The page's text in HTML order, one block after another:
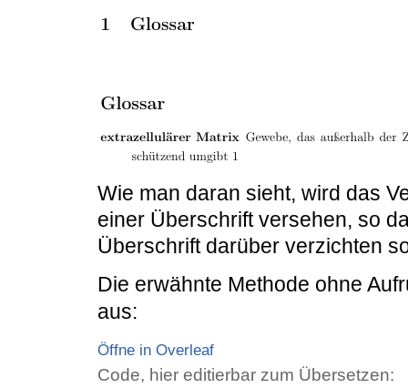
Wie man daran sieht, wird das
einer Überschrift versehen, so
Überschrift darüber verzichten
Die erwähnte Methode ohne
aus:
Öffne in Overleaf
Code, hier editierbar zum Übersetzen: